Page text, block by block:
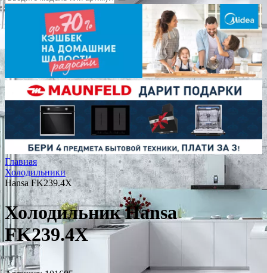
Главная
Холодильники
Hansa FK239.4X
Холодильник Hansa
FK239.4X